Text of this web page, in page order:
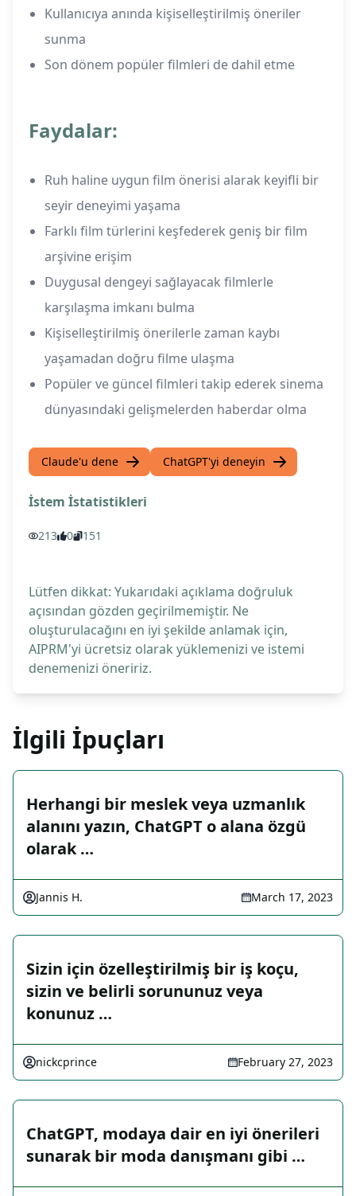
Kullanıcıya anında kişiselleştirilmiş öneriler
sunma
Son dönem popüler filmleri de dahil etme
Faydalar:
Ruh haline uygun film önerisi alarak keyifli bir
seyir deneyimi yaşama
Farklı film türlerini keşfederek geniş bir film
arşivine erişim
Duygusal dengeyi sağlayacak filmlerle
karşılaşma imkanı bulma
Kişiselleştirilmiş önerilerle zaman kaybı
yaşamadan doğru filme ulaşma
Popüler ve güncel filmleri takip ederek sinema
dünyasındaki gelişmelerden haberdar olma
Claude'u dene ChatGPT'yi deneyin
İstem İstatistikleri
213 0 151
Lütfen dikkat: Yukarıdaki açıklama doğruluk
açısından gözden geçirilmemiştir. Ne
oluşturulacağını en iyi şekilde anlamak için,
AIPRM'yi ücretsiz olarak yüklemenizi ve istemi
denemenizi öneririz.
İlgili İpuçları
Herhangi bir meslek veya uzmanlık
alanını yazın, ChatGPT o alana özgü
olarak …
Jannis H. March 17, 2023
Sizin için özelleştirilmiş bir iş koçu,
sizin ve belirli sorununuz veya
konunuz …
nickcprince February 27, 2023
ChatGPT, modaya dair en iyi önerileri
sunarak bir moda danışmanı gibi …